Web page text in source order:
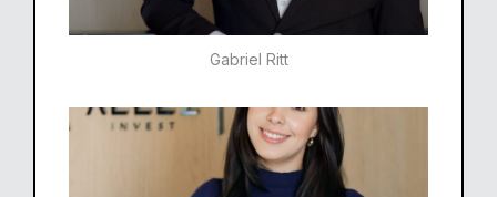
Gabriel Ritt